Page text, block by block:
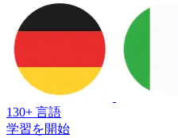
130+ 言語
学習を開始